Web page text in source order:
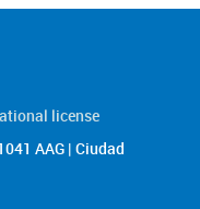
license
AAG | Ciudad